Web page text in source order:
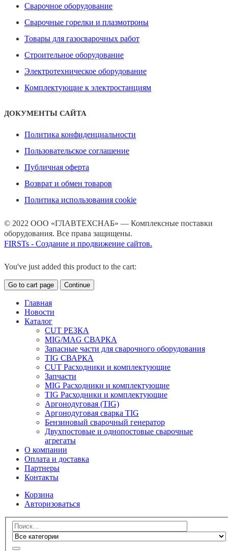
Сварочное оборудование
Сварочные горелки и плазмотроны
Товары для газосварочных работ
Строительное оборудование
Электротехническое оборудование
Комплектующие к электростанциям
ДОКУМЕНТЫ САЙТА
Политика конфиденциальности
Пользовательское соглашение
Публичная оферта
Возврат и обмен товаров
Политика использования cookie
© 2022 ООО «ГЛАВТЕХСНАБ» — Комплексные поставки
оборудования. Все права защищены.
FIRSTs - Создание и продвижение сайтов.
You've just added this product to the cart:
Go to cart page Continue
Главная
Новости
Каталог
CUT РЕЗКА
MIG/MAG СВАРКА
Запасные части для сварочного оборудования
TIG СВАРКА
CUT Расходники и комплектующие
Запчасти
MIG Расходники и комплектующие
TIG Расходники и комплектующие
Аргонодуговая (TIG)
Аргонодуговая сварка TIG
Бензиновый сварочный генератор
Двухпостовые и однопостовые сварочные
агрегаты
О компании
Оплата и доставка
Партнеры
Контакты
Корзина
Авторизоваться